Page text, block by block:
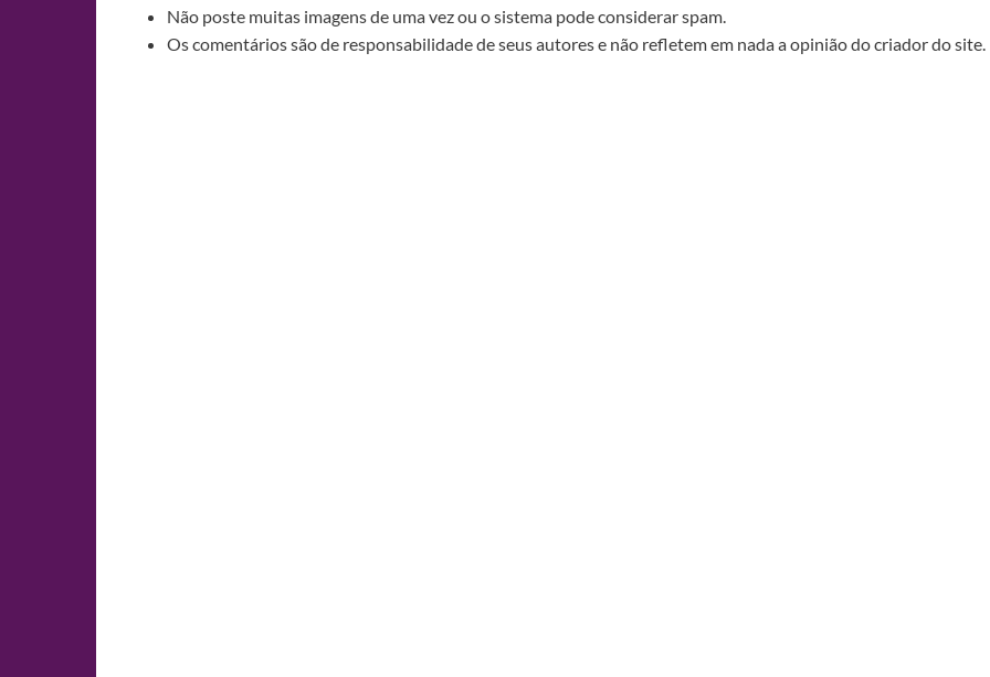
Não poste muitas imagens de uma vez ou o sistema pode considerar spam.
Os comentários são de responsabilidade de seus autores e não refletem em nada a opinião do criador do site.